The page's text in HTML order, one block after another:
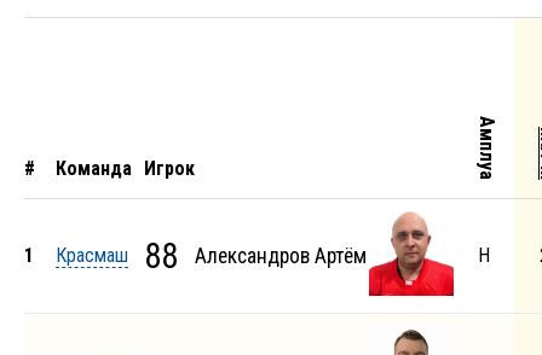
# Команда Игрок Амплуа
1 Красмаш 88 Александров Артём Н